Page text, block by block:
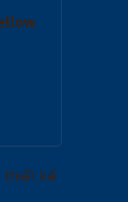
thiết kế